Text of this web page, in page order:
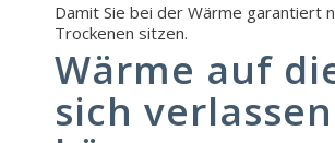
Damit Sie bei der Wärme garantiert
Trockenen sitzen.
Wärme auf
sich verlassen